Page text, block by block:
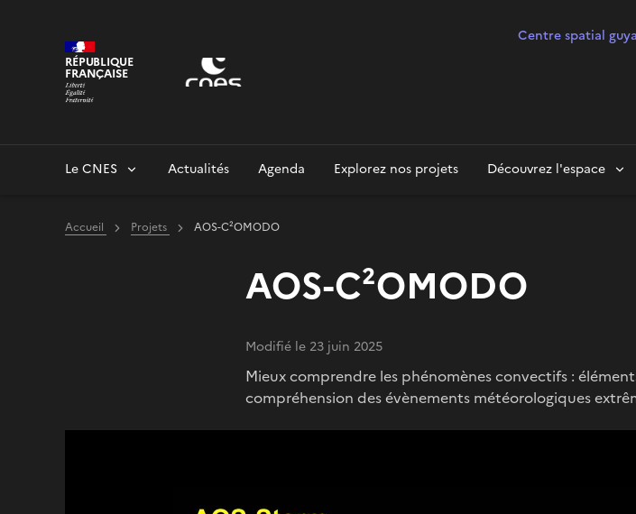
RÉPUBLIQUE
FRANÇAISE
Centre spatial
Le CNES Actualités Agenda Explorez nos projets Découvrez l'espace
Accueil Projets AOS-C²OMODO
AOS-C²OMODO
Modifié le 23 juin 2025
Mieux comprendre les phénomènes convectifs :
compréhension des évènements météorologiques